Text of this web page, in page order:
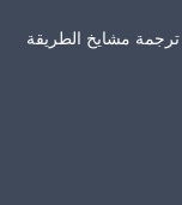
ترجمة مشايخ الطريقة